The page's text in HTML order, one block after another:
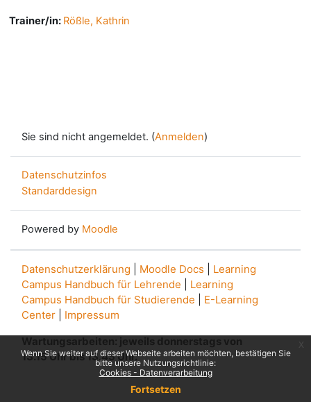
Wenn Sie weiter auf dieser Webseite arbeiten möchten, bestätigen Sie
bitte unsere Nutzungsrichtlinie:
Cookies - Datenverarbeitung
Fortsetzen
Trainer/in: Rößle, Kathrin
Sie sind nicht angemeldet. (Anmelden)
Datenschutzinfos
Standarddesign
Powered by Moodle
Datenschutzerklärung Moodle Docs
Learning
Campus Handbuch für Lehrende
Learning
Campus Handbuch für Studierende
E-Learning
Center
Impressum
Wartungsarbeiten: jeweils donnerstags von
13.15 Uhr bis 13.45 Uhr.